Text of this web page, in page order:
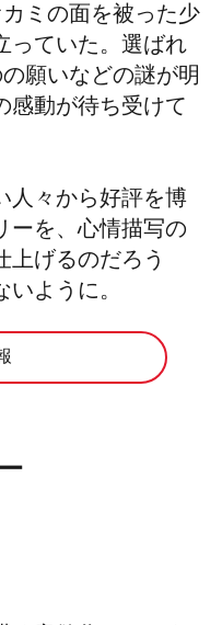
ミ の面を被った少
っていた。選ばれ
願いなどの謎が明
感動が待ち受けて
人々から好評を博
ーを、心情描写の
上げるのだろう
ように。